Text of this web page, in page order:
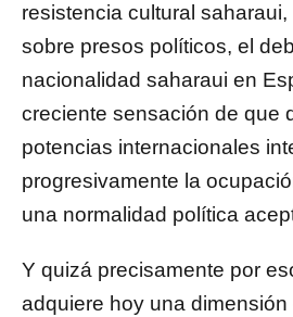
resistencia cultural
sobre presos políticos, el
nacionalidad saharaui en
creciente sensación de que
potencias internacionales
progresivamente la
una normalidad política
Y quizá precisamente por
adquiere hoy una dimensión